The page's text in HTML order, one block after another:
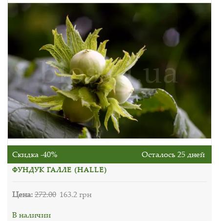
Скидка -40% Осталось 25 дней
ФУНДУК ГАЛЛЕ (HALLE)
Цена:272.00 163.2 грн
В наличии